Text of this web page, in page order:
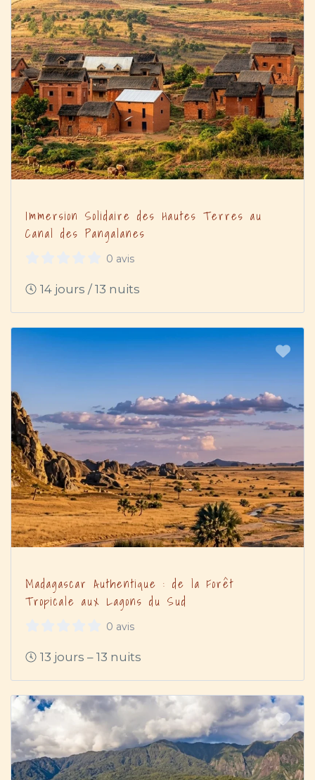
Immersion Solidaire des Hautes Terres au
Canal des Pangalanes
0 avis
14 jours / 13 nuits
Madagascar Authentique : de la Forêt
Tropicale aux Lagons du Sud
0 avis
13 jours – 13 nuits